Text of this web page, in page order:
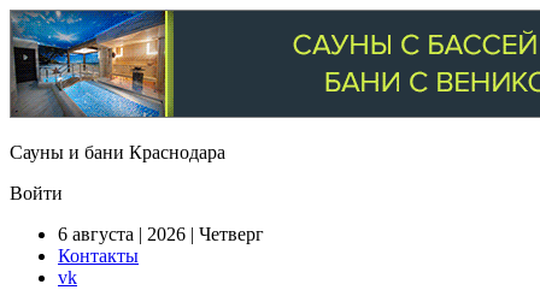
Сауны и бани Краснодара
Войти
6 августа | 2026 | Четверг
Контакты
vk